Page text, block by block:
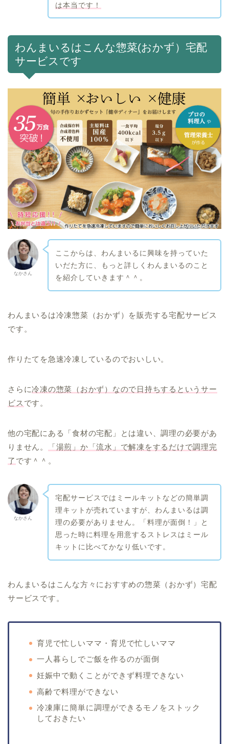
は本当です！
わんまいるはこんな惣菜(おかず）宅配
サービスです
なかさん
ここからは、わんまいるに興味を持っていた
いだた方に、もっと詳しくわんまいるのこと
を紹介していきます＾＾。
わんまいるは冷凍惣菜（おかず）を販売する宅配サービス
です。
作りたてを急速冷凍しているのでおいしい。
さらに冷凍の惣菜（おかず）なので日持ちするというサー
ビス です。
他の宅配にある「食材の宅配」とは違い、調理の必要があ
りません。
「湯煎」か「流水」で解凍をするだけで調理完
了 です＾＾。
なかさん
宅配サービスではミールキットなどの簡単調
理キットが売れていますが、わんまいるは調
理の必要がありません。「料理が面倒！」と
思った時に料理を用意するストレスはミール
キットに比べてかなり低いです。
わんまいるはこんな方々におすすめの惣菜（おかず）宅配
サービスです。
育児で忙しいママ・育児で忙しいママ
一人暮らしでご飯を作るのが面倒
妊娠中で動くことができず料理できない
高齢で料理ができない
冷凍庫に簡単に調理ができるモノをストック
しておきたい